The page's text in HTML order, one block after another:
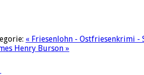
« Friesenlohn - Ostfriesenkrimi -
Henry Burson »